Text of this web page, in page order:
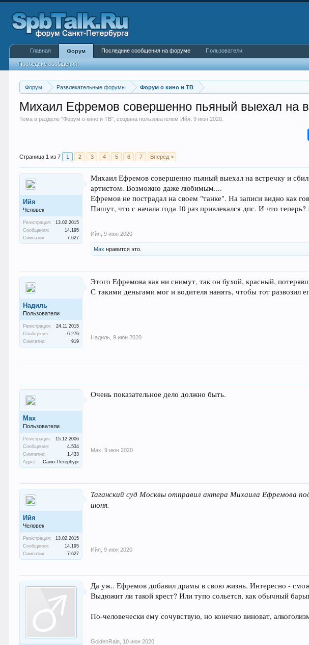
Форум Развлекательные форумы Форум о кино и ТВ
Михаил Ефремов совершенно пьяный выехал на
Тема в разделе "Форум о кино и ТВ", создана пользователем Ийя ,9 июн 2020
Страница 1 из 7 1 2 3 4 5 6 7 Вперёд >
Ийя
Человек
Регистрация:
13.02.2015
Сообщения:
14.195
Симпатии:
7.627
Михаил Ефремов совершенно пьяный выехал на встречку и сбил
артистом. Возможно даже любимым....
Ефремов не пострадал на своем "танке". На записи видно как
Пишут, что с начала года 10 раз привлекался дпс. И что
Ийя 9 июн 2020
Max нравится это.
Надиль
Пользователи
Регистрация:
24.11.2015
Сообщения:
6.276
Симпатии:
919
Этого Ефремова как ни снимут, так он бухой, красный,
С такими деньгами мог и водителя нанять, чтобы тот развозил
Надиль 9 июн 2020
Max
Пользователи
Регистрация:
15.12.2006
Сообщения:
4.534
Симпатии:
1.433
Адрес:
Санкт-Петербург
Очень показательное дело должно быть.
Max 9 июн 2020
Ийя
Человек
Регистрация:
13.02.2015
Сообщения:
14.195
Симпатии:
7.627
Таганский суд Москвы отправил актера Михаила Ефремова
июня.
Ийя 9 июн 2020
Да уж.. Ефремов добавил драмы в свою жизнь. Интересно -
Выдюжит ли такой крест? Или тупо сольется, как обычный
По-человечески ему сочувствую, но конечно виноват,
GoldenRain 10 июн 2020
Главная Форум
Последние сообщения
Последние сообщения на форуме Пользователи